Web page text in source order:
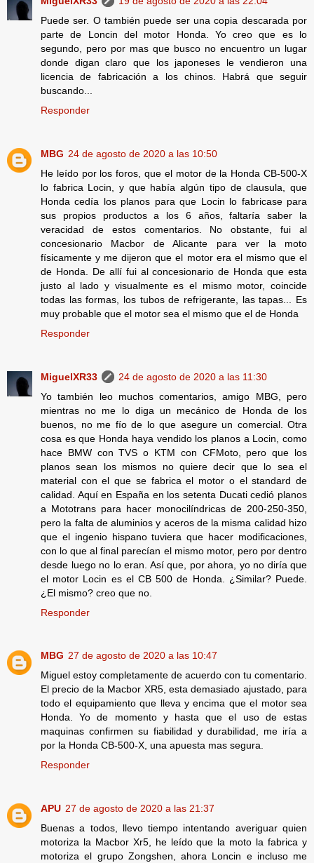
Puede ser. O también puede ser una copia descarada por
parte de Loncin del motor Honda. Yo creo que es lo
segundo, pero por mas que busco no encuentro un lugar
donde digan claro que los japoneses le vendieron una
licencia de fabricación a los chinos. Habrá que seguir
buscando...
Responder
MBG 24 de agosto de 2020 a las 10:50
He leído por los foros, que el motor de la Honda CB-500-X
lo fabrica Locin, y que había algún tipo de clausula, que
Honda cedía los planos para que Locin lo fabricase para
sus propios productos a los 6 años, faltaría saber la
veracidad de estos comentarios. No obstante, fui al
concesionario Macbor de Alicante para ver la moto
físicamente y me dijeron que el motor era el mismo que el
de Honda. De allí fui al concesionario de Honda que esta
justo al lado y visualmente es el mismo motor, coincide
todas las formas, los tubos de refrigerante, las tapas... Es
muy probable que el motor sea el mismo que el de Honda
Responder
MiguelXR33
24 de agosto de 2020 a las 11:30
Yo también leo muchos comentarios, amigo MBG, pero
mientras no me lo diga un mecánico de Honda de los
buenos, no me fío de lo que asegure un comercial. Otra
cosa es que Honda haya vendido los planos a Locin, como
hace BMW con TVS o KTM con CFMoto, pero que los
planos sean los mismos no quiere decir que lo sea el
material con el que se fabrica el motor o el standard de
calidad. Aquí en España en los setenta Ducati cedió planos
a Mototrans para hacer monocilíndricas de 200-250-350,
pero la falta de aluminios y aceros de la misma calidad hizo
que el ingenio hispano tuviera que hacer modificaciones,
con lo que al final parecían el mismo motor, pero por dentro
desde luego no lo eran. Así que, por ahora, yo no diría que
el motor Locin es el CB 500 de Honda. ¿Similar? Puede.
¿El mismo? creo que no.
Responder
MBG 27 de agosto de 2020 a las 10:47
Miguel estoy completamente de acuerdo con tu comentario.
El precio de la Macbor XR5, esta demasiado ajustado, para
todo el equipamiento que lleva y encima que el motor sea
Honda. Yo de momento y hasta que el uso de estas
maquinas confirmen su fiabilidad y durabilidad, me iría a
por la Honda CB-500-X, una apuesta mas segura.
Responder
APU 27 de agosto de 2020 a las 21:37
Buenas a todos, llevo tiempo intentando averiguar quien
motoriza la Macbor Xr5, he leído que la moto la fabrica y
motoriza el grupo Zongshen, ahora Loncin e incluso me